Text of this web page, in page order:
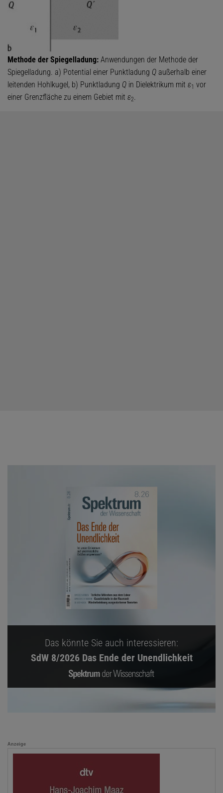
Methode der Spiegelladung: Anwendungen der Methode der
Spiegelladung. a) Potential einer Punktladung Q außerhalb einer
leitenden Hohlkugel, b) Punktladung Q in Dielektrikum mit ε1 vor
einer Grenzfläche zu einem Gebiet mit ε2.
Das könnte Sie auch interessieren:
SdW 8/2026 Das Ende der Unendlichkeit
Anzeige